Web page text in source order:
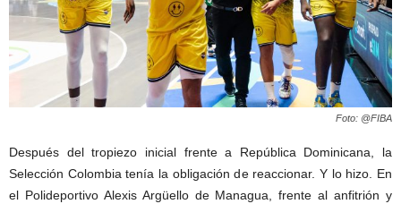
Foto: @FIBA
Después del tropiezo inicial frente a República Dominicana, la
Selección Colombia tenía la obligación de reaccionar. Y lo hizo. En
el Polideportivo Alexis Argüello de Managua, frente al anfitrión y